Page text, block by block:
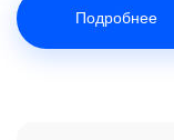
Подробнее